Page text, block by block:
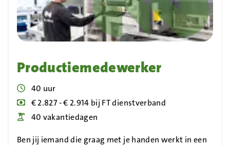
Productiemedewerker
Uren
40 uur
Blog_field_Salaris
€ 2.827 - € 2.914 bij FT dienstverband
Blog_field_Vakantiedagen
40 vakantiedagen
Ben jij iemand die graag met je handen werkt in een